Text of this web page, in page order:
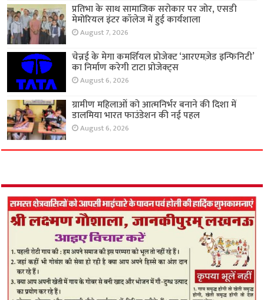
प्रतिभा के साथ सामाजिक सरोकार पर जोर, एसडी
मेमोरियल इंटर कॉलेज में हुई कार्यशाला
August 7, 2026
चेन्नई के मेगा कमर्शियल प्रोजेक्ट ‘आरएमज़ेड इन्फिनिटी’
का निर्माण करेगी टाटा प्रोजेक्ट्स
August 6, 2026
ग्रामीण महिलाओं को आत्मनिर्भर बनाने की दिशा में
डालमिया भारत फाउंडेशन की नई पहल
August 6, 2026